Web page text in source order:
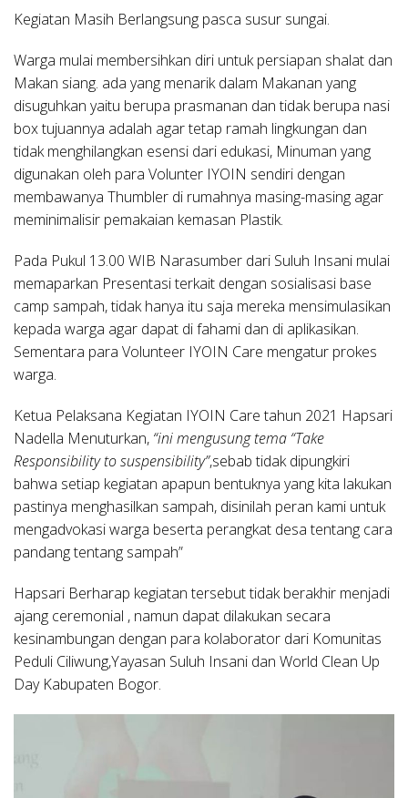
Kegiatan Masih Berlangsung pasca susur sungai.
Warga mulai membersihkan diri untuk persiapan shalat dan
Makan siang. ada yang menarik dalam Makanan yang
disuguhkan yaitu berupa prasmanan dan tidak berupa nasi
box tujuannya adalah agar tetap ramah lingkungan dan
tidak menghilangkan esensi dari edukasi, Minuman yang
digunakan oleh para Volunter IYOIN sendiri dengan
membawanya Thumbler di rumahnya masing-masing agar
meminimalisir pemakaian kemasan Plastik.
Pada Pukul 13.00 WIB Narasumber dari Suluh Insani mulai
memaparkan Presentasi terkait dengan sosialisasi base
camp sampah, tidak hanya itu saja mereka mensimulasikan
kepada warga agar dapat di fahami dan di aplikasikan.
Sementara para Volunteer IYOIN Care mengatur prokes
warga.
Ketua Pelaksana Kegiatan IYOIN Care tahun 2021 Hapsari
Nadella Menuturkan, “ini mengusung tema “Take
Responsibility to suspensibility”,sebab tidak dipungkiri
bahwa setiap kegiatan apapun bentuknya yang kita lakukan
pastinya menghasilkan sampah, disinilah peran kami untuk
mengadvokasi warga beserta perangkat desa tentang cara
pandang tentang sampah”
Hapsari Berharap kegiatan tersebut tidak berakhir menjadi
ajang ceremonial , namun dapat dilakukan secara
kesinambungan dengan para kolaborator dari Komunitas
Peduli Ciliwung,Yayasan Suluh Insani dan World Clean Up
Day Kabupaten Bogor.